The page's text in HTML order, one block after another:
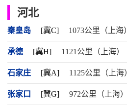
河北
秦皇岛 [冀C] 1073公里（上海）
承德 [冀H] 1121公里（上海）
石家庄 [冀A] 1125公里（上海
张家口 [冀G] 972公里（上海）